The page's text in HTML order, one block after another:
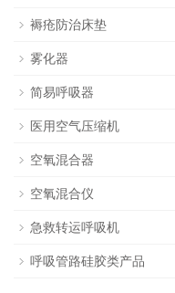
褥疮防治床垫
雾化器
简易呼吸器
医用空气压缩机
空氧混合器
空氧混合仪
急救转运呼吸机
呼吸管路硅胶类产品